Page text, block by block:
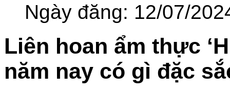
Ngày đăng: 12/07/
Liên hoan ẩm thực
năm nay có gì đặc